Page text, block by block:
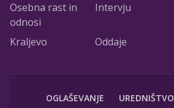
Osebna rast in
odnosi
Intervju
Kraljevo Oddaje
OGLAŠEVANJE UREDNIŠTVO